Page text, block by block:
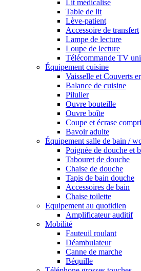
Lit médicalisé
Table de lit
Lève-patient
Accessoire de transfert
Lampe de lecture
Loupe de lecture
Télécommande TV
Équipement cuisine
Vaisselle et Couverts
Balance de cuisine
Pilulier
Ouvre bouteille
Ouvre boîte
Coupe et écrase
Bavoir adulte
Équipement salle de bain /
Poignée de douche et
Tabouret de douche
Chaise de douche
Tapis de bain douche
Accessoires de bain
Chaise toilette
Equipement au quotidien
Amplificateur auditif
Mobilité
Fauteuil roulant
Déambulateur
Canne de marche
Béquille